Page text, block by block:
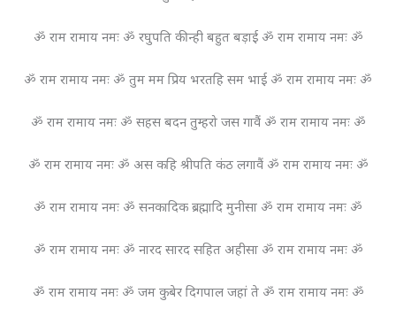
ॐ राम रामाय नमः ॐ रघुपति कीन्ही बहुत बड़ाई ॐ राम रामाय नमः ॐ
ॐ राम रामाय नमः ॐ तुम मम प्रिय भरतहि सम भाई ॐ राम रामाय नमः ॐ
ॐ राम रामाय नमः ॐ सहस बदन तुम्हरो जस गावैं ॐ राम रामाय नमः ॐ
ॐ राम रामाय नमः ॐ अस कहि श्रीपति कंठ लगावैं ॐ राम रामाय नमः ॐ
ॐ राम रामाय नमः ॐ सनकादिक ब्रह्मादि मुनीसा ॐ राम रामाय नमः ॐ
ॐ राम रामाय नमः ॐ नारद सारद सहित अहीसा ॐ राम रामाय नमः ॐ
ॐ राम रामाय नमः ॐ जम कुबेर दिगपाल जहां ते ॐ राम रामाय नमः ॐ